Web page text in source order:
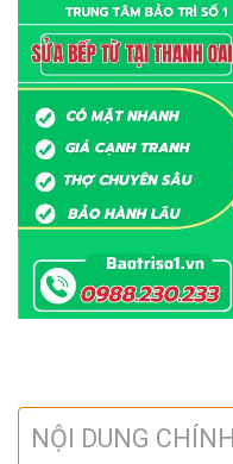
NỘI DUNG CHÍNH